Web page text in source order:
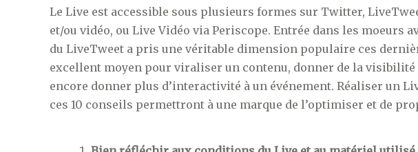
Le Live est accessible sous plusieurs formes sur Twitter,
et/ou vidéo, ou Live Vidéo via Periscope. Entrée dans les moeurs
du LiveTweet a pris une véritable dimension populaire ces
excellent moyen pour viraliser un contenu, donner de la
encore donner plus d’interactivité à un événement. Réaliser un
ces 10 conseils permettront à une marque de l’optimiser et de